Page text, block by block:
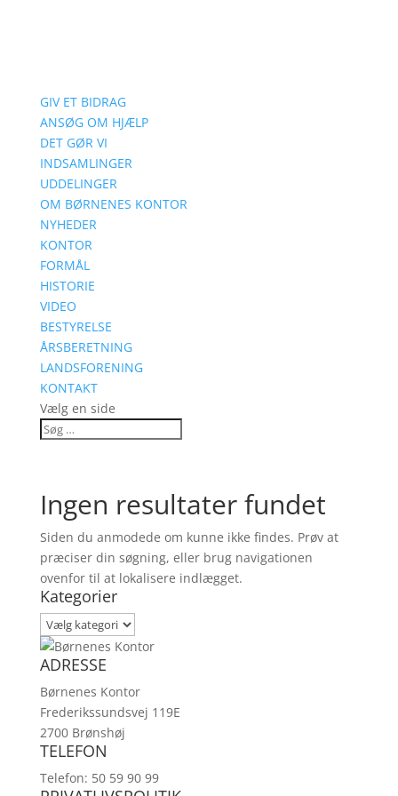
GIV ET BIDRAG
ANSØG OM HJÆLP
DET GØR VI
INDSAMLINGER
UDDELINGER
OM BØRNENES KONTOR
NYHEDER
KONTOR
FORMÅL
HISTORIE
VIDEO
BESTYRELSE
ÅRSBERETNING
LANDSFORENING
KONTAKT
Vælg en side
Ingen resultater fundet
Siden du anmodede om kunne ikke findes. Prøv at
præciser din søgning, eller brug navigationen
ovenfor til at lokalisere indlægget.
Kategorier
Kategorier
ADRESSE
Børnenes Kontor
Frederikssundsvej 119E
2700 Brønshøj
TELEFON
Telefon: 50 59 90 99